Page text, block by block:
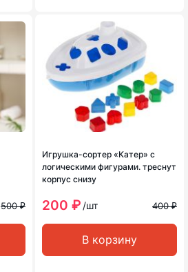
500 ₽
Игрушка-сортер «Катер» с
логическими фигурами. треснут
корпус снизу
200 ₽ /шт 400 ₽
В корзину